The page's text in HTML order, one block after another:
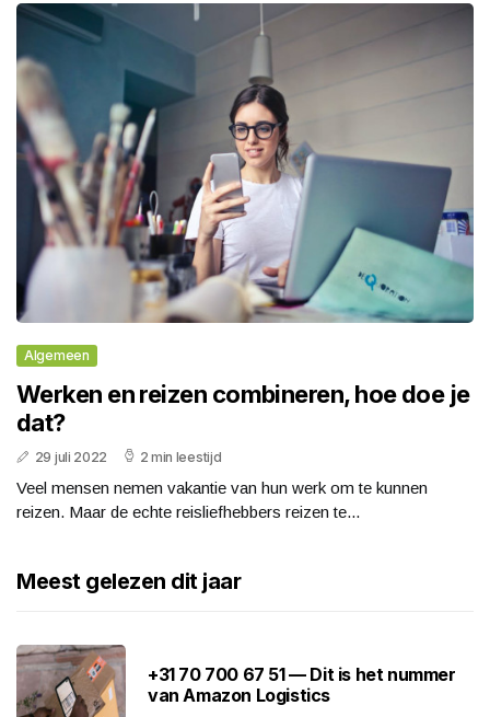
Algemeen
Werken en reizen combineren, hoe doe je
dat?
29 juli 2022 2 min leestijd
Veel mensen nemen vakantie van hun werk om te kunnen
reizen. Maar de echte reisliefhebbers reizen te...
Meest gelezen dit jaar
+31 70 700 67 51 — Dit is het nummer
van Amazon Logistics